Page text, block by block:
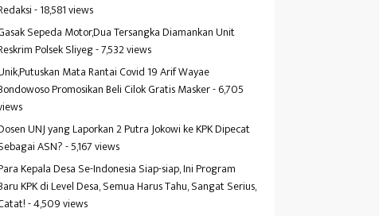
- 18,581 views
Sepeda Motor,Dua Tersangka Diamankan Unit
Polsek Sliyeg- 7,532 views
Mata Rantai Covid 19 Arif Wayae
Promosikan Beli Cilok Gratis Masker- 6,705
UNJ yang Laporkan 2 Putra Jokowi ke KPK Dipecat
ASN?- 5,167 views
Kepala Desa Se-Indonesia Siap-siap, Ini Program
KPK di Level Desa, Semua Harus Tahu, Sangat Serius,
- 4,509 views